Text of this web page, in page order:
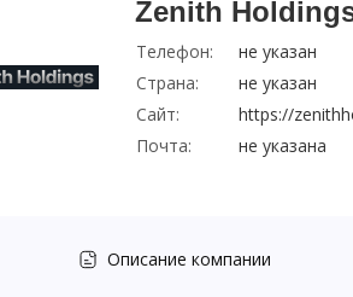
Zenith
Телефон:
не указан
Страна:
не указан
Сайт:
https://
Почта:
не указана
Описание компании